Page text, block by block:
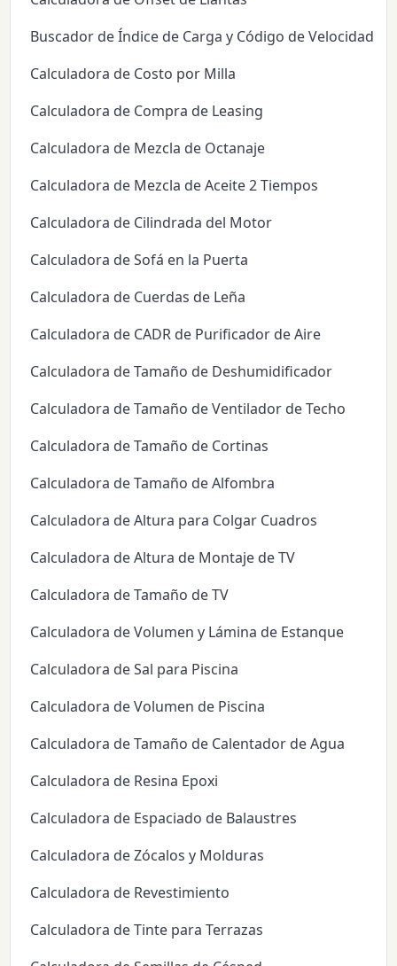
Buscador de Índice de Carga y Código de Velocidad
Calculadora de Costo por Milla
Calculadora de Compra de Leasing
Calculadora de Mezcla de Octanaje
Calculadora de Mezcla de Aceite 2 Tiempos
Calculadora de Cilindrada del Motor
Calculadora de Sofá en la Puerta
Calculadora de Cuerdas de Leña
Calculadora de CADR de Purificador de Aire
Calculadora de Tamaño de Deshumidificador
Calculadora de Tamaño de Ventilador de Techo
Calculadora de Tamaño de Cortinas
Calculadora de Tamaño de Alfombra
Calculadora de Altura para Colgar Cuadros
Calculadora de Altura de Montaje de TV
Calculadora de Tamaño de TV
Calculadora de Volumen y Lámina de Estanque
Calculadora de Sal para Piscina
Calculadora de Volumen de Piscina
Calculadora de Tamaño de Calentador de Agua
Calculadora de Resina Epoxi
Calculadora de Espaciado de Balaustres
Calculadora de Zócalos y Molduras
Calculadora de Revestimiento
Calculadora de Tinte para Terrazas